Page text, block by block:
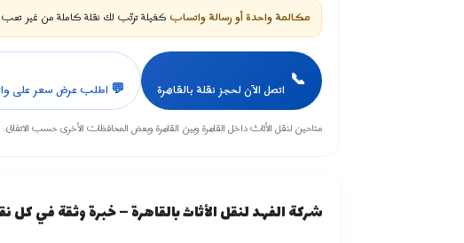
مكالمة واحدة أو رسالة واتسابكفيلة ترتّب لك نقلة كاملة من غير تعب
📞 اتصل الآن لحجز نقلة بالقاهرة 💬 اطلب عرض سعر على
متاحين لنقل الأثاث داخل القاهرة وبين القاهرة وبعض المحافظات الأخرى حسب الاتفاق.
شركة الفهد لنقل الأثاث بالقاهرة – خبرة وثقة في كل